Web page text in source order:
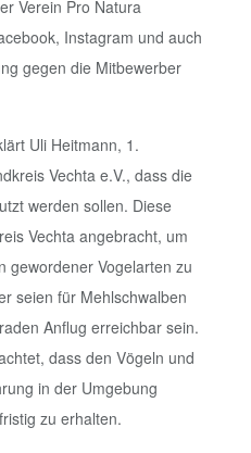
Verein Pro Natura
Instagram und auch
gegen die Mitbewerber
Uli Heitmann, 1.
Vechta e.V., dass die
werden sollen. Diese
Vechta angebracht, um
gewordener Vogelarten zu
seien für Mehlschwalben
Anflug erreichbar sein.
dass den Vögeln und
in der Umgebung
zu erhalten.